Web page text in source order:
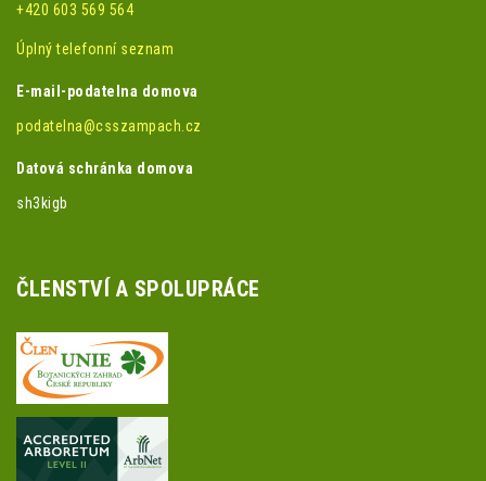
+420 603 569 564
Úplný telefonní seznam
E-mail-podatelna domova
podatelna@csszampach.cz
Datová schránka domova
sh3kigb
ČLENSTVÍ A SPOLUPRÁCE